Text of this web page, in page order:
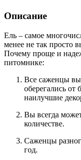
Описание
Ель – самое
менее не так просто
Почему проще и
питомнике:
Все саженцы
оберегались
наилучшие
Вы всегда
количестве.
Саженцы
год.